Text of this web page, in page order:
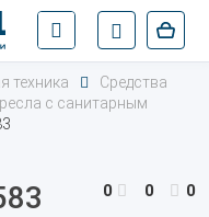
техника
Средства
с санитарным
0 0 0